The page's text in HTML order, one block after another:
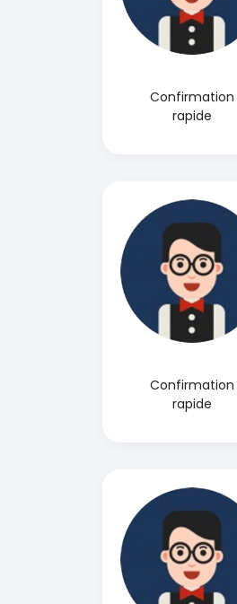
Confirmation
rapide
Confirmation
rapide